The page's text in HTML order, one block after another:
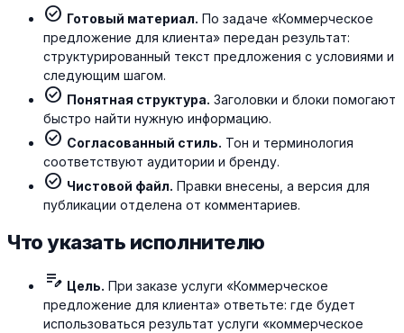
check_circle Готовый материал. По задаче «Коммерческое
предложение для клиента» передан результат:
структурированный текст предложения с условиями и
следующим шагом.
check_circle Понятная структура. Заголовки и блоки помогают
быстро найти нужную информацию.
check_circle Согласованный стиль. Тон и терминология
соответствуют аудитории и бренду.
check_circle Чистовой файл. Правки внесены, а версия для
публикации отделена от комментариев.
Что указать исполнителю
edit_note Цель. При заказе услуги «Коммерческое
предложение для клиента» ответьте: где будет
использоваться результат услуги «коммерческое